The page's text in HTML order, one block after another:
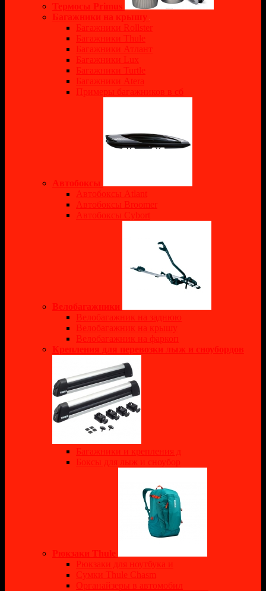
Термосы Primus
Багажники на крышу
Багажники Rollster
Багажники Thule
Багажники Атлант
Багажники Lux
Багажники Turtle
Багажники Atera
Примеры багажников в сб
Автобоксы
Автобоксы Atlant
Автобоксы Broomer
Автобоксы Cybort
Велобагажники
Велобагажник на заднюю
Велобагажник на крышу
Велобагажник на фаркоп
Крепления для перевозки лыж и сноубордов
Багажники и крепления д
Боксы для лыж и сноубор
Рюкзаки Thule
Рюкзаки для ноутбука и
Сумки Thule Chasm
Органайзеры в автомобил